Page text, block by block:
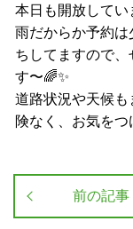
本日も開放してい
雨だからか予約
ちしてますので、
す〜🌈✨
道路状況や天候
険なく、お気を
前の記事